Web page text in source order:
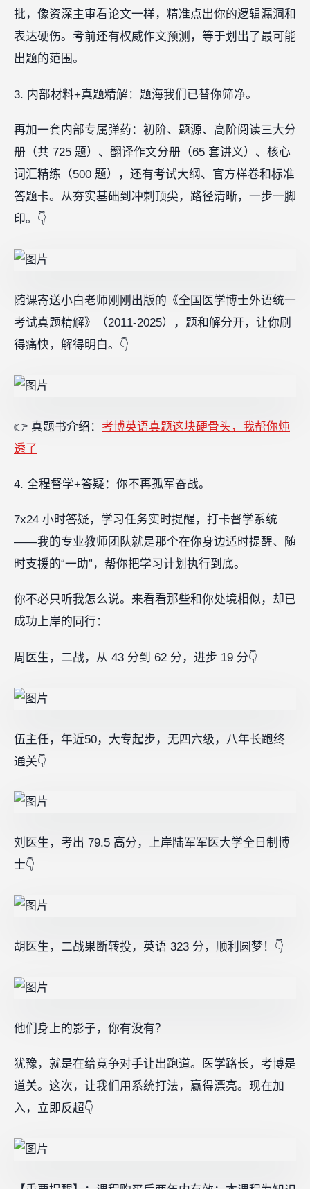
批，像资深主审看论文一样，精准点出你的逻辑漏洞和
表达硬伤。考前还有权威作文预测，等于划出了最可能
出题的范围。
3. 内部材料+真题精解：题海我们已替你筛净。
再加一套内部专属弹药：初阶、题源、高阶阅读三大分
册（共 725 题）、翻译作文分册（65 套讲义）、核心
词汇精练（500 题），还有考试大纲、官方样卷和标准
答题卡。从夯实基础到冲刺顶尖，路径清晰，一步一脚
印。👇
随课寄送小白老师刚刚出版的《全国医学博士外语统一
考试真题精解》（2011-2025），题和解分开，让你刷
得痛快，解得明白。👇
👉 真题书介绍： 考博英语真题这块硬骨头，我帮你炖
透了
4. 全程督学+答疑：你不再孤军奋战。
7x24 小时答疑，学习任务实时提醒，打卡督学系统
——我的专业教师团队就是那个在你身边适时提醒、随
时支援的“一助”，帮你把学习计划执行到底。
你不必只听我怎么说。来看看那些和你处境相似，却已
成功上岸的同行：
周医生，二战，从 43 分到 62 分，进步 19 分👇
伍主任，年近50，大专起步，无四六级，八年长跑终
通关👇
刘医生，考出 79.5 高分，上岸陆军军医大学全日制博
士👇
胡医生，二战果断转投，英语 323 分，顺利圆梦！👇
他们身上的影子，你有没有？
犹豫，就是在给竞争对手让出跑道。医学路长，考博是
道关。这次，让我们用系统打法，赢得漂亮。现在加
入，立即反超👇